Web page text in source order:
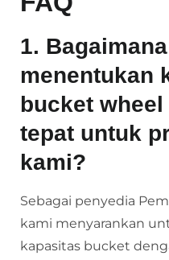
1.
menentukan
bucket
tepat untuk
kami?
Sebagai penyedia
kami menyarankan
kapasitas bucket